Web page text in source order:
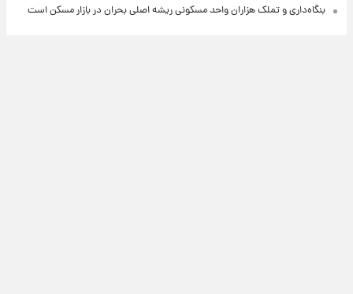
بنگاه‌داری و تملک هزاران واحد مسکونی ریشه اصلی بحران در بازار مسکن است